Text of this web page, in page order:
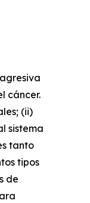
cáncer.
(ii)
sistema
tanto
tipos
de